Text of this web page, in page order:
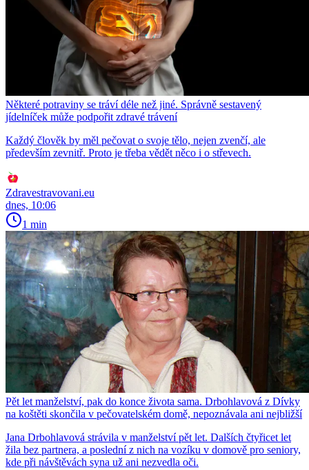
Některé potraviny se tráví déle než jiné. Správně sestavený
jídelníček může podpořit zdravé trávení
Každý člověk by měl pečovat o svoje tělo, nejen zvenčí, ale
především zevnitř. Proto je třeba vědět něco i o střevech.
Zdravestravovani.eu
dnes, 10:06
1 min
Pět let manželství, pak do konce života sama. Drbohlavová z Dívky
na koštěti skončila v pečovatelském domě, nepoznávala ani nejbližší
Jana Drbohlavová strávila v manželství pět let. Dalších čtyřicet let
žila bez partnera, a poslední z nich na vozíku v domově pro seniory,
kde při návštěvách syna už ani nezvedla oči.